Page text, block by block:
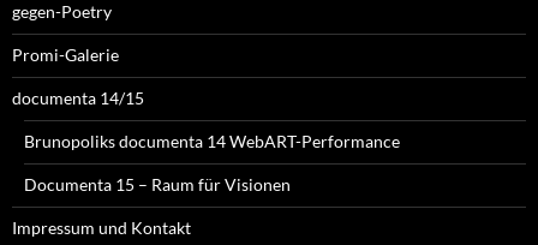
gegen-Poetry
Promi-Galerie
documenta 14/15
Brunopoliks documenta 14 WebART-Performance
Documenta 15 – Raum für Visionen
Impressum und Kontakt